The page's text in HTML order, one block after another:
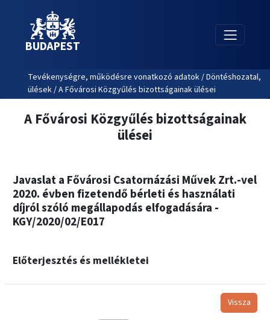
BUDAPEST
Tevékenységre, működésre vonatkozó adatok / Döntéshozatal,
ülések / A Fővárosi Közgyűlés bizottságainak ülései
A Fővárosi Közgyűlés bizottságainak
ülései
Javaslat a Fővárosi Csatornázási Művek Zrt.-vel
2020. évben fizetendő bérleti és használati
díjról szóló megállapodás elfogadására -
KGY/2020/02/E017
Előterjesztés és mellékletei
Vissza